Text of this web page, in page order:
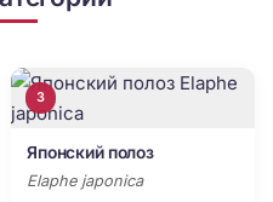
3
Японский полоз
Elaphe japonica